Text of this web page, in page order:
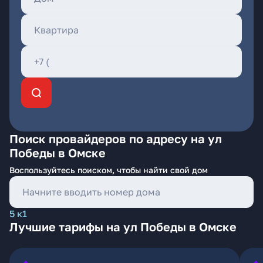
Поиск провайдеров по адресу на ул
Победы в Омске
Воспользуйтесь поиском, чтобы найти свой дом
5 к1
Лучшие тарифы на ул Победы в Омске